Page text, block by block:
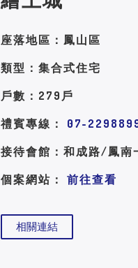
座落地區：鳳山區
類型：集合式住宅
戶數：279戶
禮賓專線： 07-
接待會館：和成路/鳳南
個案網站： 前往查看
相關連結